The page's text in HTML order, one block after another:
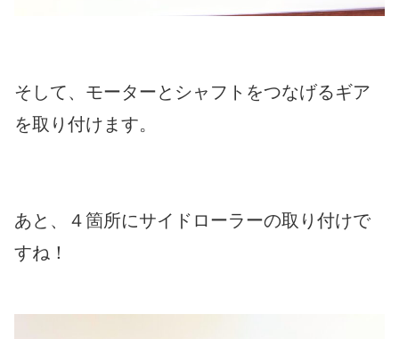
そして、モーターとシャフトをつなげるギア
を取り付けます。
あと、４箇所にサイドローラーの取り付けで
すね！